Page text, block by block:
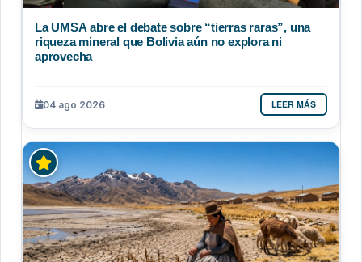
La UMSA abre el debate sobre “tierras raras”, una
riqueza mineral que Bolivia aún no explora ni
aprovecha
04 ago 2026 LEER MÁS